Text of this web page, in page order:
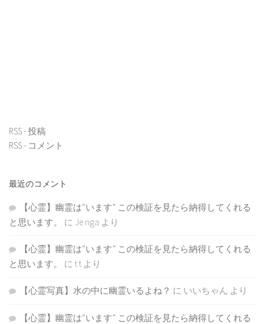
RSS - 投稿
RSS - コメント
最近のコメント
【心霊】幽霊は“います” この検証を見たら納得してくれる
と思います。
に Je nga より
【心霊】幽霊は“います” この検証を見たら納得してくれる
と思います。
に t t より
【心霊写真】水の中に幽霊いるよね？ に いいちゃん より
【心霊】幽霊は“います” この検証を見たら納得してくれる